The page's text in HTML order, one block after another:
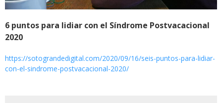
6 puntos para lidiar con el Síndrome Postvacacional
2020
https://sotograndedigital.com/2020/09/16/seis-puntos-para-lidiar-
con-el-sindrome-postvacacional-2020/